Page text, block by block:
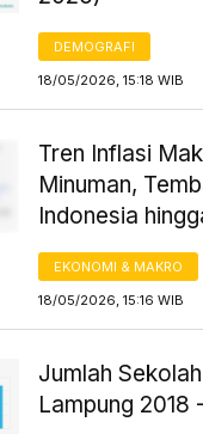
DEMOGRAFI
18/05/2026, 15:18 WIB
Tren Inflasi
Minuman,
Indonesia
EKONOMI & MAKRO
18/05/2026, 15:16 WIB
Jumlah
Lampung 2018